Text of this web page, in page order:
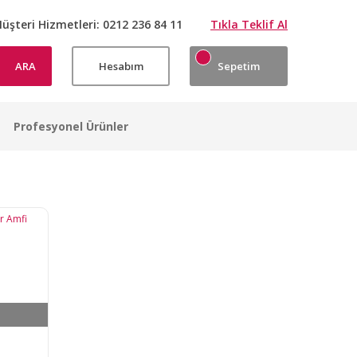
Hizmetleri: 0212 236 84 11 Tıkla Teklif Al
ARA Hesabım Sepetim
Profesyonel Ürünler